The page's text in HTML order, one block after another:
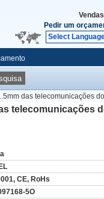
Pedir um
Select
das telecomunicações
telecomunicações
CE, RoHs
5O